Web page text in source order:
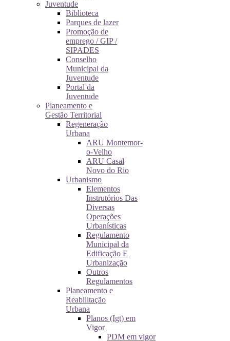
Juventude
Biblioteca
Parques de lazer
Promoção de
emprego / GIP /
SIPADES
Conselho
Municipal da
Juventude
Portal da
Juventude
Planeamento e
Gestão Territorial
Regeneração
Urbana
ARU Montemor-
o-Velho
ARU Casal
Novo do Rio
Urbanismo
Elementos
Instrutórios Das
Diversas
Operações
Urbanísticas
Regulamento
Municipal da
Edificação E
Urbanização
Outros
Regulamentos
Planeamento e
Reabilitação
Urbana
Planos (Igt) em
Vigor
PDM em vigor